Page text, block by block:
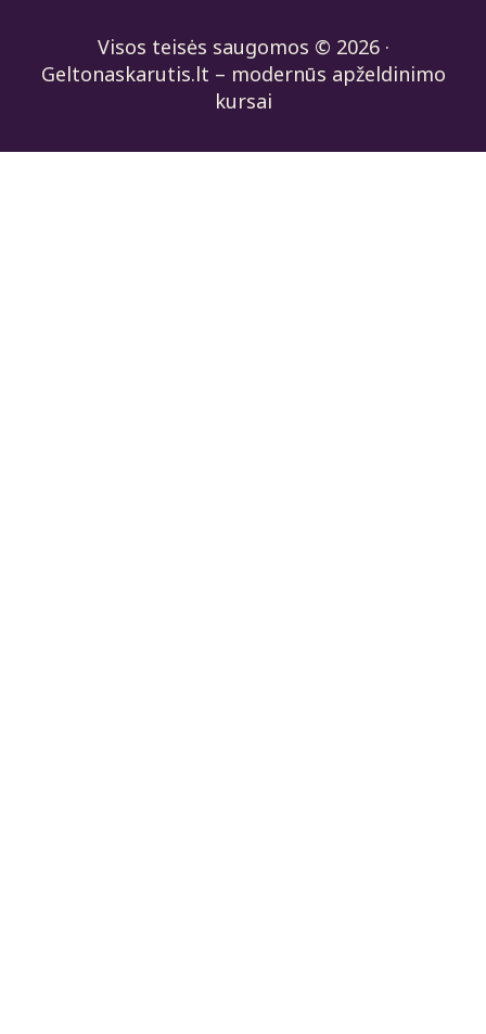
Visos teisės saugomos © 2026 ·
Geltonaskarutis.lt – modernūs apželdinimo
kursai